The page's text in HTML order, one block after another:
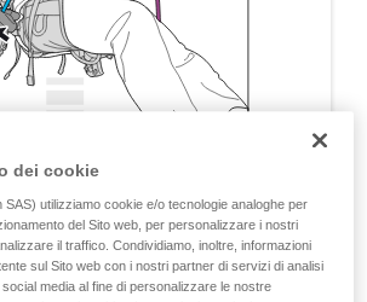
dei cookie
SAS) utilizziamo cookie e/o tecnologie analoghe per
del Sito web, per personalizzare i nostri
il traffico. Condividiamo, inoltre, informazioni
sul Sito web con i nostri partner di servizi di analisi
media al fine di personalizzare le nostre